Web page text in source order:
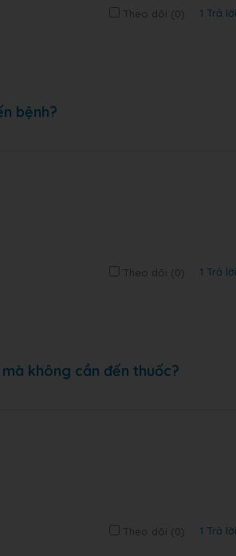
Theo dõi (0) 1 Trả lời
bệnh?
Theo dõi (0) 1 Trả lời
không cần đến thuốc?
Theo dõi (0) 1 Trả lời